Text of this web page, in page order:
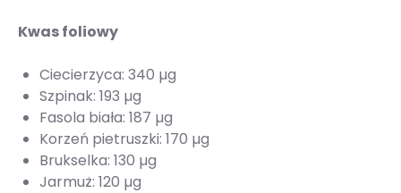
Kwas foliowy
Ciecierzyca: 340 µg
Szpinak: 193 µg
Fasola biała: 187 µg
Korzeń pietruszki: 170 µg
Brukselka: 130 µg
Jarmuż: 120 µg